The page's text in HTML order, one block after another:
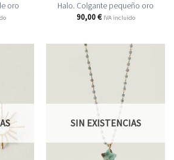
oro
Halo. Colgante pequeño oro
90,00€ IVA incluido
SIN EXISTENCIAS